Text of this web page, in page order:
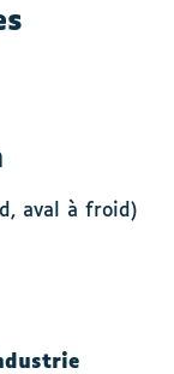
aval à froid)